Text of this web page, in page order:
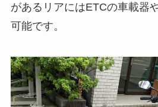
があるリアにはETCの車載器
可能です。